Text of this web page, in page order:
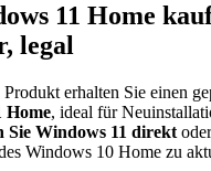
11 Home
legal
erhalten Sie einen
Home, ideal für
Sie Windows 11 direkt
Windows 10 Home zu